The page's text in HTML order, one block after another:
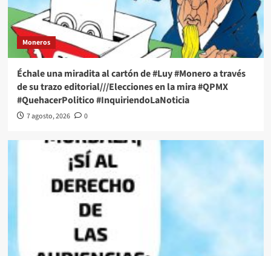
Moneros
Échale una miradita al cartón de #Luy #Monero a través
de su trazo editorial///Elecciones en la mira #QPMX
#QuehacerPolitico #InquiriendoLaNoticia
7 agosto, 2026 0